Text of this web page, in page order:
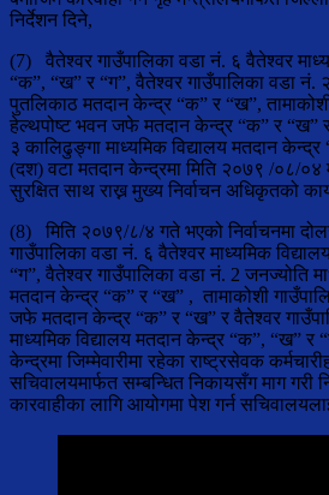
निर्देशन दिने,
(7) वैतेश्वर गाउँपालिका वडा नं. ६ वैतेश्वर
“क”, “ख” र “ग”, वैतेश्वर गाउँपालिका वडा नं.
पुतलिकाठ मतदान केन्द्र “क” र “ख”,
हेल्थपोष्ट भवन जफे मतदान केन्द्र “क” र “ख”
३ कालिढुङ्गा माध्यमिक विद्यालय मतदान
(दश) वटा मतदान केन्द्रमा मिति २०७९ /०८/०४
सुरक्षित साथ राख्न मुख्य निर्वाचन अधिकृतको
(8) मिति २०७९/८/४ गते भएको निर्वाचनमा
गाउँपालिका वडा नं. ६ वैतेश्वर माध्यमिक
“ग”, वैतेश्वर गाउँपालिका वडा नं. 2 जनज्योति
मतदान केन्द्र “क” र “ख” , तामाकोशी
जफे मतदान केन्द्र “क” र “ख” र वैतेश्वर
माध्यमिक विद्यालय मतदान केन्द्र “क”, “ख” र
केन्द्रमा जिम्मेवारीमा रहेका राष्ट्रसेवक
सचिवालयमार्फत सम्बन्धित निकायसँग माग
कारवाहीका लागि आयोगमा पेश गर्न